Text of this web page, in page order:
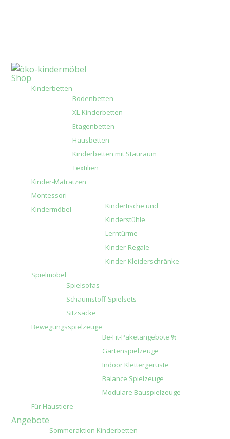
Shop
Kinderbetten
Bodenbetten
XL-Kinderbetten
Etagenbetten
Hausbetten
Kinderbetten mit Stauraum
Textilien
Kinder-Matratzen
Montessori
Kindermöbel
Kindertische und
Kinderstühle
Lerntürme
Kinder-Regale
Kinder-Kleiderschränke
Spielmöbel
Spielsofas
Schaumstoff-Spielsets
Sitzsäcke
Bewegungsspielzeuge
Be-Fit-Paketangebote %
Gartenspielzeuge
Indoor Klettergerüste
Balance Spielzeuge
Modulare Bauspielzeuge
Für Haustiere
Angebote
Sommeraktion Kinderbetten